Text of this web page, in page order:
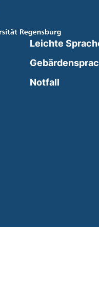
a new window)
Leichte
Notfall